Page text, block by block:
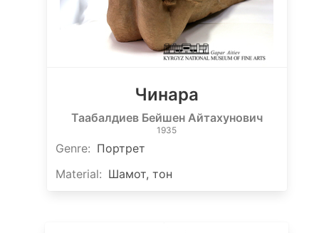
Чинара
Таабалдиев Бейшен Айтахунович
1935
Genre: Портрет
Material: Шамот, тон